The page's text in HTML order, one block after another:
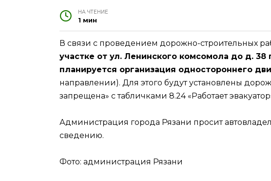
НА ЧТЕНИЕ
1 мин
В связи с проведением дорожно-строительных
участке от ул. Ленинского комсомола до д. 38
планируется организация одностороннего
направлении). Для этого будут установлены
запрещена» с табличками 8.24 «Работает
Администрация города Рязани просит
сведению.
Фото: администрация Рязани